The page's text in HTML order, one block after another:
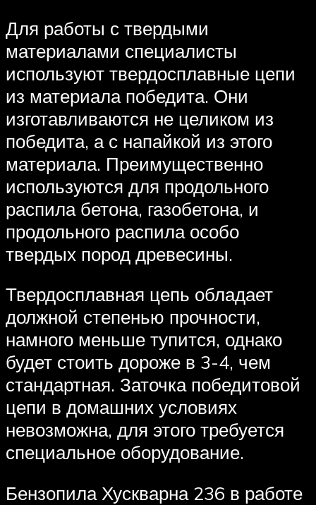
Для работы с твердыми
материалами специалисты
используют твердосплавные цепи
из материала победита. Они
изготавливаются не целиком из
победита, а с напайкой из этого
материала. Преимущественно
используются для продольного
распила бетона, газобетона, и
продольного распила особо
твердых пород древесины.
Твердосплавная цепь обладает
должной степенью прочности,
намного меньше тупится, однако
будет стоить дороже в 3-4, чем
стандартная. Заточка победитовой
цепи в домашних условиях
невозможна, для этого требуется
специальное оборудование.
Бензопила Хускварна 236 в работе